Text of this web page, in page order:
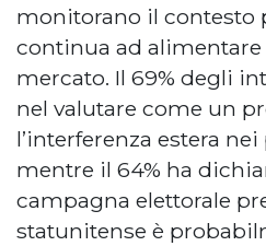
monitorano il contesto
continua ad alimentare
mercato. Il 69% degli
nel valutare come un
l’interferenza estera
mentre il 64% ha
campagna elettorale
statunitense è